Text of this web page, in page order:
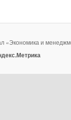
«Экономика и